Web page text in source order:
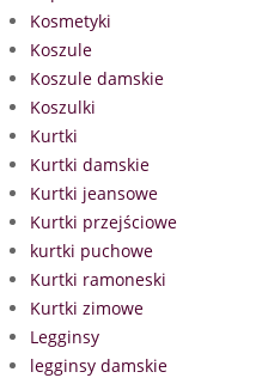
Kosmetyki
Koszule
Koszule damskie
Koszulki
Kurtki
Kurtki damskie
Kurtki jeansowe
Kurtki przejściowe
kurtki puchowe
Kurtki ramoneski
Kurtki zimowe
Legginsy
legginsy damskie